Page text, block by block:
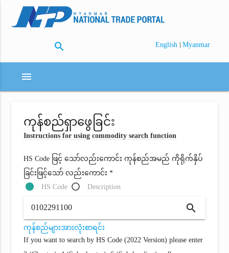
search English | Myanmar
menu
ကုန်စည်ရှာဖွေခြင်း
Instructions for using commodity search function
HS Code ဖြင့် သော်လည်းကောင်း ကုန်စည်အမည် ကိုရိုက်နှိပ်
ခြင်းဖြင့်သော် လည်းကောင်း *
HS Code
Description
search
ကုန်စည်များအားလုံးစာရင်း
If you want to search by HS Code (2022 Version) please enter